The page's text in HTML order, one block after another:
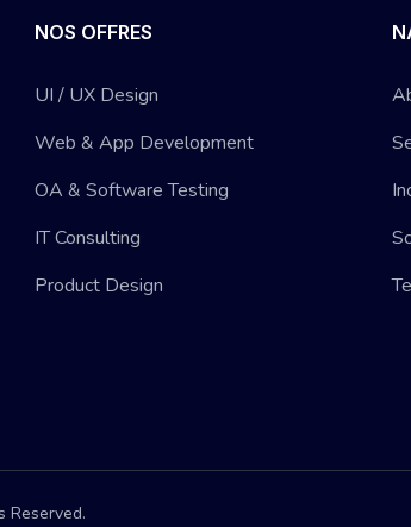
NOS OFFRES
UI / UX Design
Web & App Development
OA & Software Testing
IT Consulting
Product Design
Reserved.